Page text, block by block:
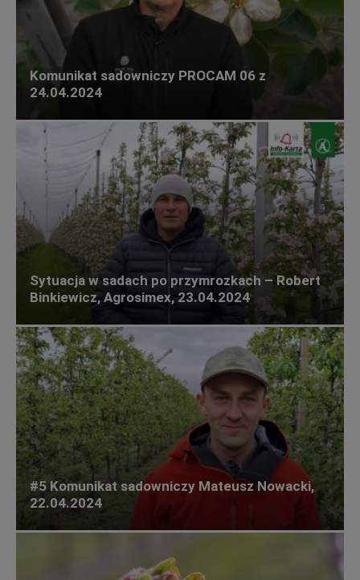
Komunikat sadowniczy PROCAM 06 z
24.04.2024
Sytuacja w sadach po przymrozkach – Robert
Binkiewicz, Agrosimex, 23.04.2024
#5 Komunikat sadowniczy Mateusz Nowacki,
22.04.2024